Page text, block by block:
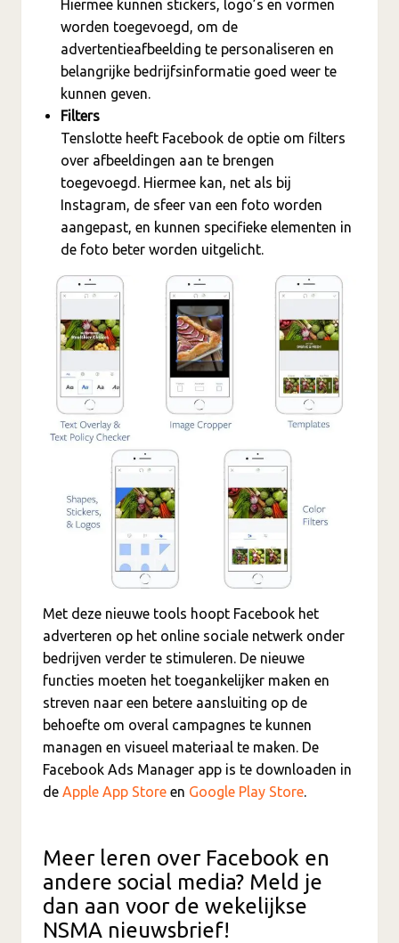
Hiermee kunnen stickers, logo’s en vormen
worden toegevoegd, om de
advertentieafbeelding te personaliseren en
belangrijke bedrijfsinformatie goed weer te
kunnen geven.
Filters
Tenslotte heeft Facebook de optie om filters
over afbeeldingen aan te brengen
toegevoegd. Hiermee kan, net als bij
Instagram, de sfeer van een foto worden
aangepast, en kunnen specifieke elementen in
de foto beter worden uitgelicht.
Met deze nieuwe tools hoopt Facebook het
adverteren op het online sociale netwerk onder
bedrijven verder te stimuleren. De nieuwe
functies moeten het toegankelijker maken en
streven naar een betere aansluiting op de
behoefte om overal campagnes te kunnen
managen en visueel materiaal te maken. De
Facebook Ads Manager app is te downloaden in
de Apple App Store en Google Play Store.
Meer leren over Facebook en
andere social media? Meld je
dan aan voor de wekelijkse
NSMA nieuwsbrief!